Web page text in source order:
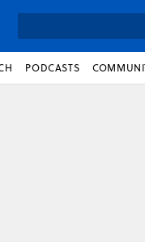
PODCASTS